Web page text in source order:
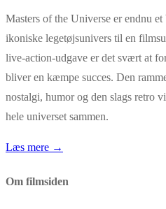
Masters of the Universe er endnu
ikoniske legetøjsunivers til en
live‑action‑udgave er det svært at
bliver en kæmpe succes. Den
nostalgi, humor og den slags retro
hele universet sammen.
Læs mere →
Om filmsiden